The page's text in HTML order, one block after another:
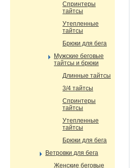
Спринтеры
тайтсы
Утепленные
тайтсы
Брюки для бега
Мужские беговые
тайтсы и брюки
Длинные тайтсы
3/4 тайтсы
Спринтеры
тайтсы
Утепленные
тайтсы
Брюки для бега
Ветровки для бега
Женские беговые